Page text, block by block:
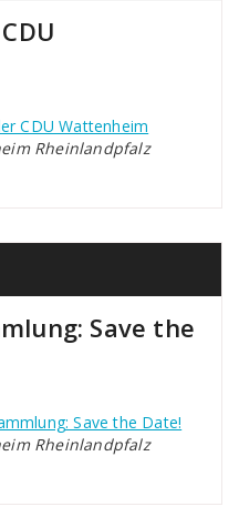
CDU Wattenheim
Rheinlandpfalz
Save the
Save the Date!
Rheinlandpfalz